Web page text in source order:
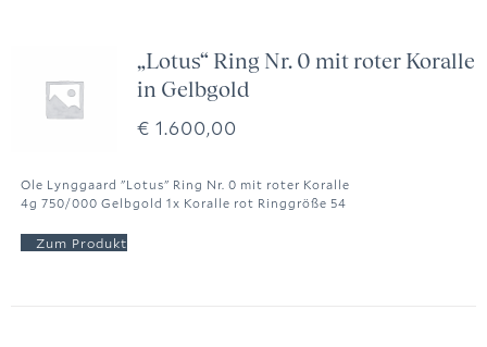
„Lotus“ Ring Nr. 0 mit roter Koralle
in Gelbgold
€ 1.600,00
Ole Lynggaard "Lotus" Ring Nr. 0 mit roter Koralle
4g 750/000 Gelbgold 1x Koralle rot Ringgröße 54